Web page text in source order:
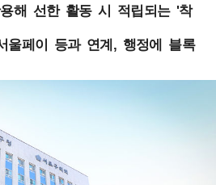
해 선한 활동 시 적립되는 '착
울페이 등과 연계, 행정에 블록